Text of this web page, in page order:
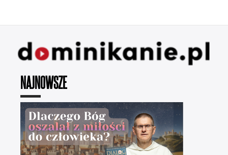
NAJNOWSZE